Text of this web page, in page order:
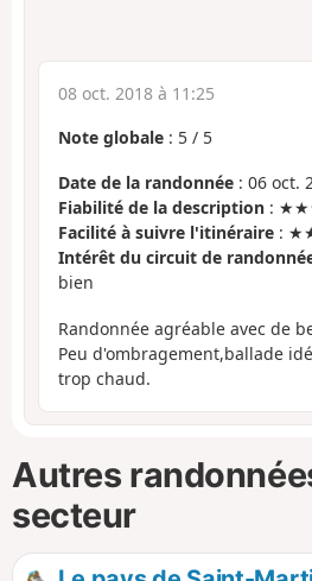
08 oct. 2018 à 11:25
Note globale : 5 / 5
Date de la randonnée : 06 oct.
Fiabilité de la description :
Facilité à suivre l'itinéraire :
Intérêt du circuit de
bien
Randonnée agréable avec de
Peu d'ombragement,ballade
trop chaud.
Autres
secteur